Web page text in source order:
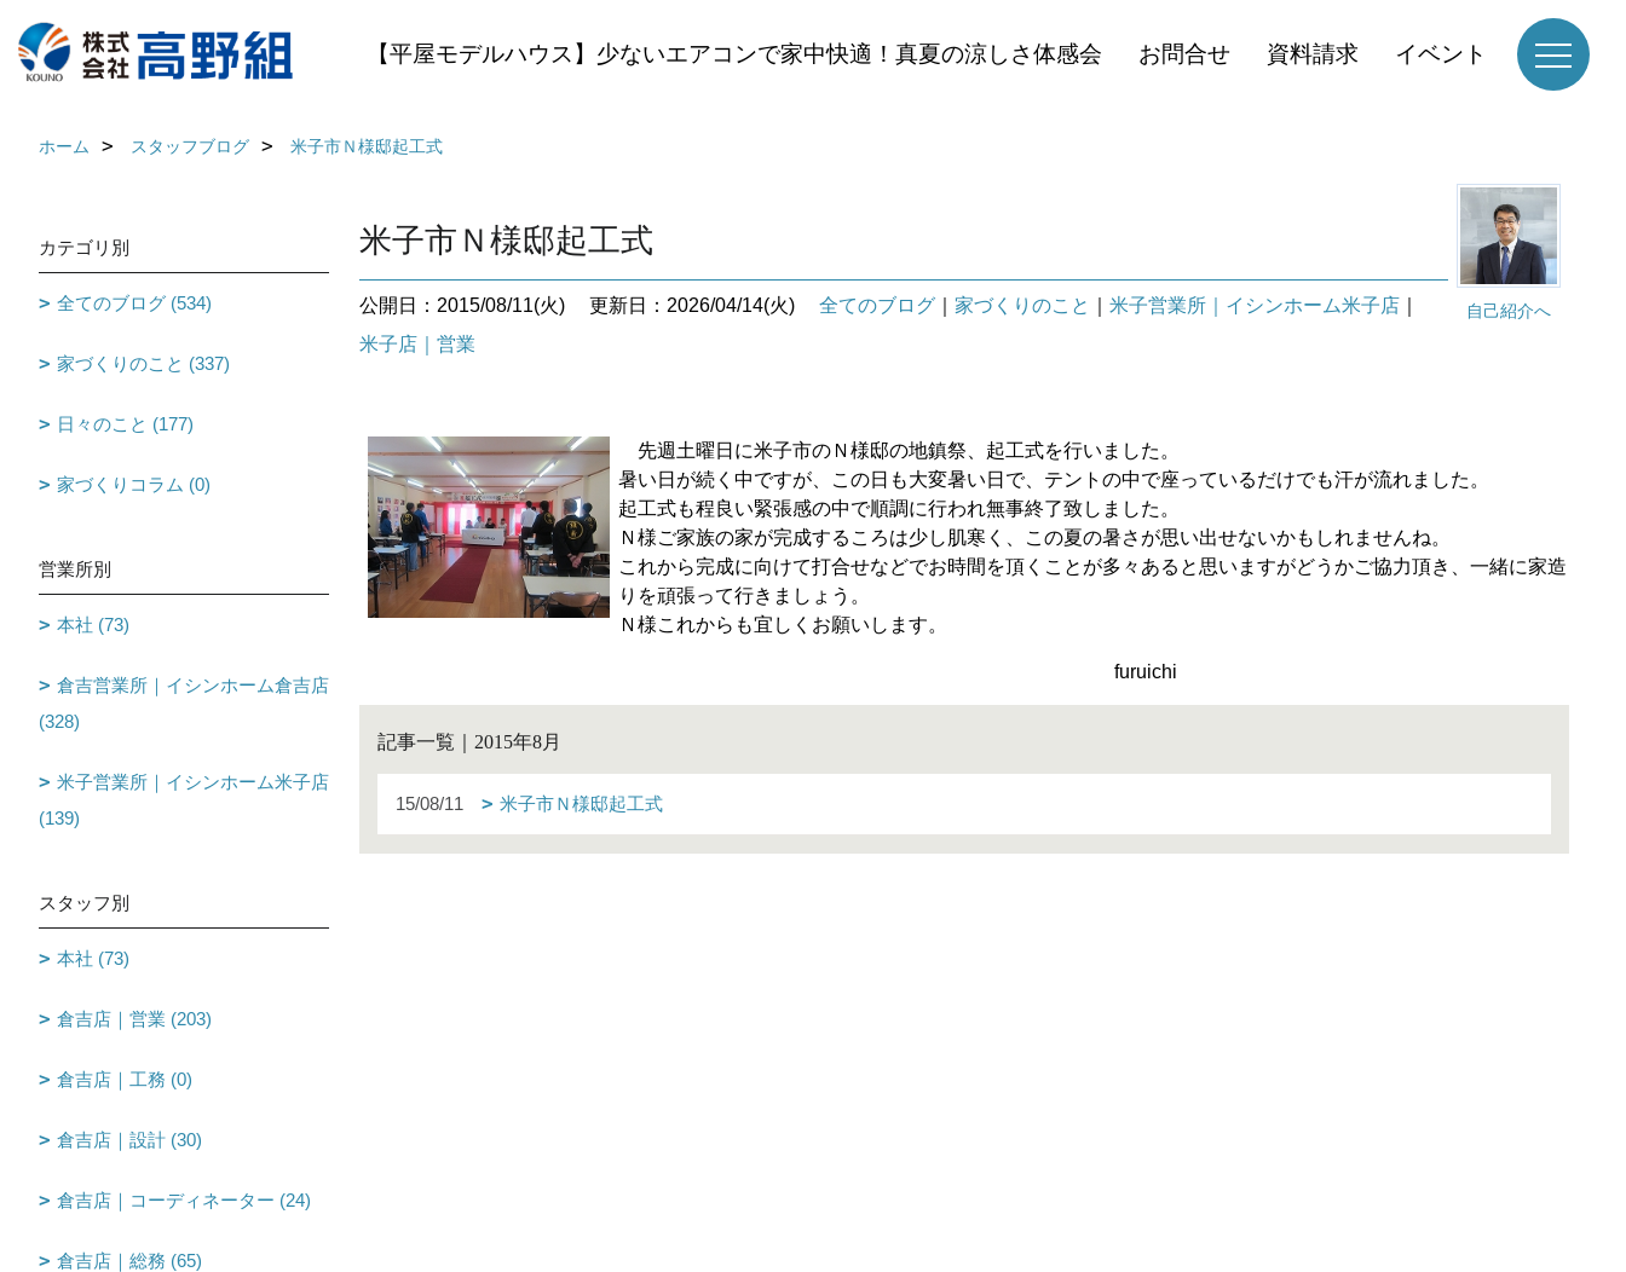
【平屋モデルハウス】少ないエアコンで家中快適！真夏の涼しさ体感会 お問合せ 資料請求 イベント
ホーム スタッフブログ 米子市Ｎ様邸起工式
自己紹介へ
米子市Ｎ様邸起工式
公開日：2015/08/11(火) 更新日：2026/04/14(火) 全てのブログ 家づくりのこと 米子営業所｜イシンホーム米子店
米子店｜営業
先週土曜日に米子市のＮ様邸の地鎮祭、起工式を行いました。
暑い日が続く中ですが、この日も大変暑い日で、テントの中で座っているだけでも汗が流れました。
起工式も程良い緊張感の中で順調に行われ無事終了致しました。
Ｎ様ご家族の家が完成するころは少し肌寒く、この夏の暑さが思い出せないかもしれませんね。
これから完成に向けて打合せなどでお時間を頂くことが多々あると思いますがどうかご協力頂き、一緒に家造
りを頑張って行きましょう。
Ｎ様これからも宜しくお願いします。
furuichi
記事一覧｜2015年8月
15/08/11 米子市Ｎ様邸起工式
カテゴリ別
全てのブログ (534)
家づくりのこと (337)
日々のこと (177)
家づくりコラム (0)
営業所別
本社 (73)
倉吉営業所｜イシンホーム倉吉店
(328)
米子営業所｜イシンホーム米子店
(139)
スタッフ別
本社 (73)
倉吉店｜営業 (203)
倉吉店｜工務 (0)
倉吉店｜設計 (30)
倉吉店｜コーディネーター (24)
倉吉店｜総務 (65)